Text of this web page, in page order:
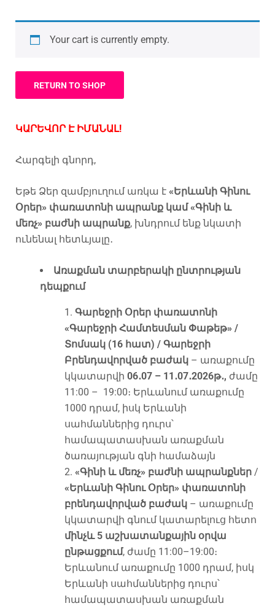
Your cart is currently empty.
RETURN TO SHOP
ԿԱՐԵՎՈՐ Է ԻՄԱՆԱԼ!
Հարգելի գնորդ,
Եթե Ձեր զամբյուղում առկա է «Երևանի Գինու
Օրեր» փառատոնի ապրանք կամ «Գինի և
մեռչ» բաժնի ապրանք, խնդրում ենք նկատի
ունենալ հետևյալը․
Առաքման տարբերակի ընտրության
դեպքում
Գարեջրի Օրեր փառատոնի
«Գարեջրի Համտեսման Փաթեթ» /
Տոմսակ (16 հատ) / Գարեջրի
Բրենդավորված բաժակ – առաքումը
կկատարվի 06․07 – 11․07․2026թ․, ժամը
11:00 – 19:00։ Երևանում առաքումը
1000 դրամ, իսկ Երևանի
սահմաններից դուրս՝
համապատասխան առաքման
ծառայության գնի համաձայն
«Գինի և մեռչ» բաժնի ապրանքներ /
«Երևանի Գինու Օրեր» փառատոնի
բրենդավորված բաժակ – առաքումը
կկատարվի գնում կատարելուց հետո
մինչև 5 աշխատանքային օրվա
ընթացքում, ժամը 11:00–19:00։
Երևանում առաքումը 1000 դրամ, իսկ
Երևանի սահմաններից դուրս՝
համապատասխան առաքման